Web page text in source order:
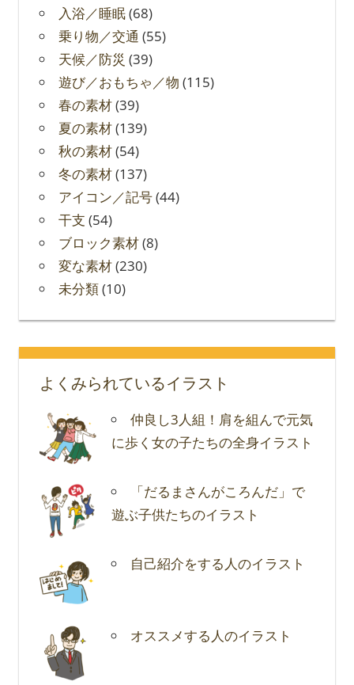
入浴／睡眠(68)
乗り物／交通 (55)
天候／防災 (39)
遊び／おもちゃ／物 (115)
春の素材(39)
夏の素材(139)
秋の素材(54)
冬の素材(137)
アイコン／記号(44)
干支 (54)
ブロック素材(8)
変な素材(230)
未分類(10)
よくみられているイラスト
仲良し3人組！肩を組んで元気
に歩く女の子たちの全身イラスト
「だるまさんがころんだ」で
遊ぶ子供たちのイラスト
自己紹介をする人のイラスト
オススメする人のイラスト